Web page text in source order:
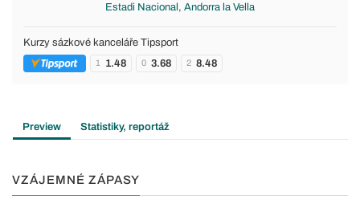
Estadi Nacional, Andorra la Vella
Kurzy sázkové kanceláře Tipsport
1 1.48 0 3.68 2 8.48
Preview Statistiky, reportáž
VZÁJEMNÉ ZÁPASY